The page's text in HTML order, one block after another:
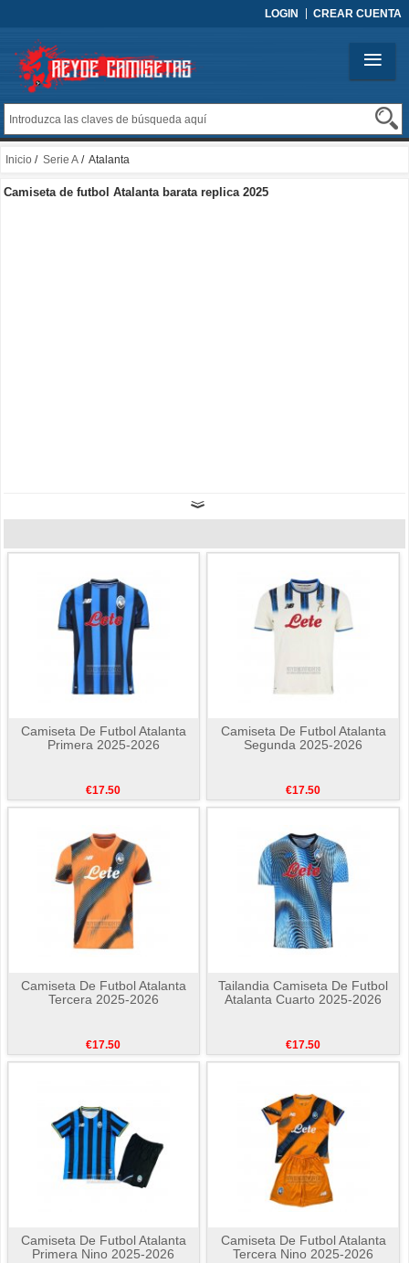
LOGIN CREAR CUENTA
Inicio / Serie A / Atalanta
Camiseta de futbol Atalanta barata replica 2025
Camiseta De Futbol Atalanta
Primera 2025-2026
€17.50
Camiseta De Futbol Atalanta
Segunda 2025-2026
€17.50
Camiseta De Futbol Atalanta
Tercera 2025-2026
€17.50
Tailandia Camiseta De Futbol
Atalanta Cuarto 2025-2026
€17.50
Camiseta De Futbol Atalanta
Primera Nino 2025-2026
Camiseta De Futbol Atalanta
Tercera Nino 2025-2026